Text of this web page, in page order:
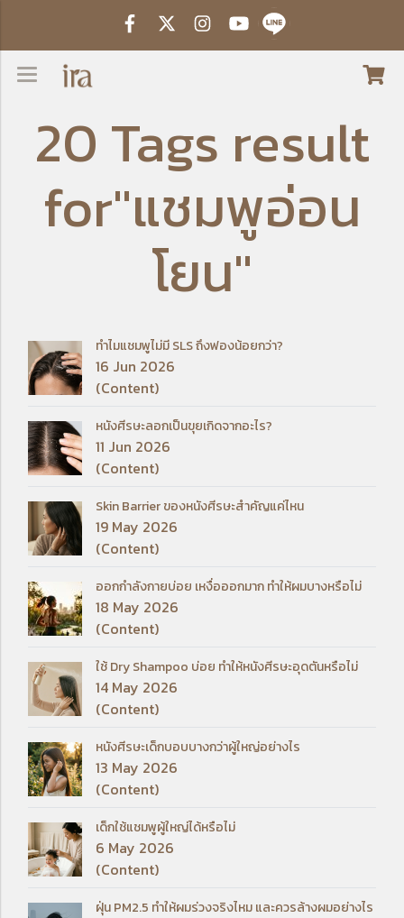
20 Tags result
for"แชมพูอ่อน
โยน"
ทำไมแชมพูไม่มี SLS ถึงฟองน้อยกว่า?
16 Jun 2026
(Content)
หนังศีรษะลอกเป็นขุยเกิดจากอะไร?
11 Jun 2026
(Content)
Skin Barrier ของหนังศีรษะสำคัญแค่ไหน
19 May 2026
(Content)
ออกกำลังกายบ่อย เหงื่อออกมาก ทำให้ผมบางหรือไม่
18 May 2026
(Content)
ใช้ Dry Shampoo บ่อย ทำให้หนังศีรษะอุดตันหรือไม่
14 May 2026
(Content)
หนังศีรษะเด็กบอบบางกว่าผู้ใหญ่อย่างไร
13 May 2026
(Content)
เด็กใช้แชมพูผู้ใหญ่ได้หรือไม่
6 May 2026
(Content)
ฝุ่น PM2.5 ทำให้ผมร่วงจริงไหม และควรล้างผมอย่างไร